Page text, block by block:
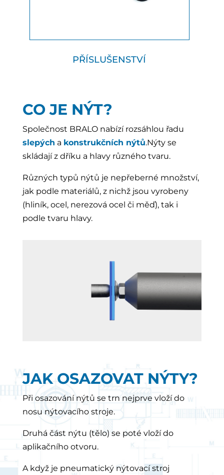
PŘÍSLUŠENSTVÍ
CO JE NÝT?
Společnost BRALO nabízí rozsáhlou řadu
slepých a konstrukčních nýtů.Nýty se
skládají z dříku a hlavy různého tvaru.
Různých typů nýtů je nepřeberné množství,
jak podle materiálů, z nichž jsou vyrobeny
(hliník, ocel, nerezová ocel či měď), tak i
podle tvaru hlavy.
JAK OSAZOVAT NÝTY?
Při osazování nýtů se trn nejprve vloží do
nosu nýtovacího stroje.
Druhá část nýtu (tělo) se poté vloží do
aplikačního otvoru.
A když je pneumatický nýtovací stroj